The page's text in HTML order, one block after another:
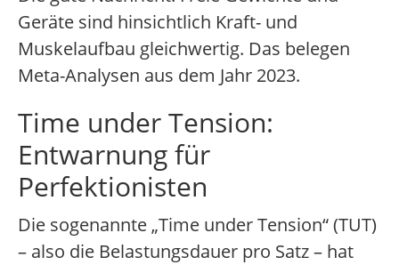
Geräte sind hinsichtlich Kraft- und
Muskelaufbau gleichwertig. Das belegen
Meta-Analysen aus dem Jahr 2023.
Time under Tension:
Entwarnung für
Perfektionisten
Die sogenannte „Time under Tension“ (TUT)
– also die Belastungsdauer pro Satz – hat